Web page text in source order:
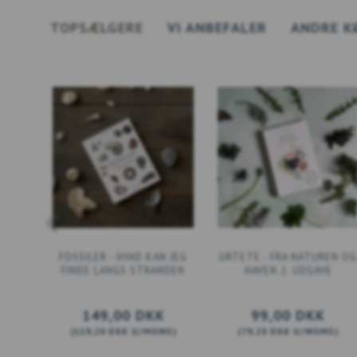
TOPSÆLGERE VI ANBEFALER ANDRE
FOSSILER - HVAD KAN JEG
FINDE LANGS STRANDEN
149,00 DKK
119,20 DKK U/MOMS
URTETE - FRA NATUREN OG
HAVEN 2. UDGAVE
99,00 DKK
79,20 DKK U/MOMS